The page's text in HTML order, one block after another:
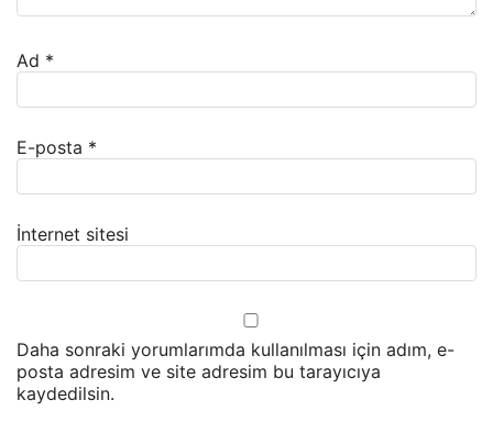
Ad *
E-posta *
İnternet sitesi
Daha sonraki yorumlarımda kullanılması için adım, e-
posta adresim ve site adresim bu tarayıcıya
kaydedilsin.